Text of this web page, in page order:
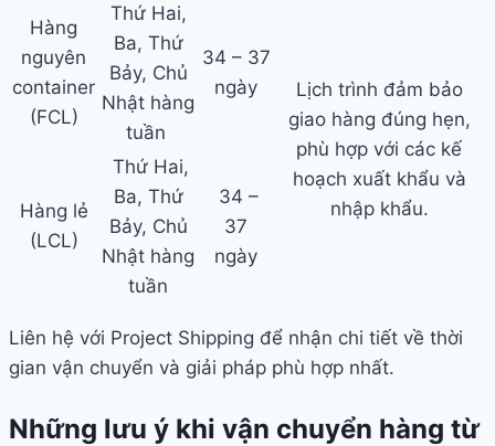
Hàng
nguyên
container
(FCL)
Thứ Hai,
Ba, Thứ
Bảy, Chủ
Nhật hàng
tuần
34 – 37
ngày
Lịch trình đảm bảo
giao hàng đúng hẹn,
phù hợp với các kế
hoạch xuất khẩu và
nhập khẩu.
Hàng lẻ
(LCL)
Thứ Hai,
Ba, Thứ
Bảy, Chủ
Nhật hàng
tuần
34 –
37
ngày
Liên hệ với Project Shipping để nhận chi tiết về thời
gian vận chuyển và giải pháp phù hợp nhất.
Những lưu ý khi vận chuyển hàng từ